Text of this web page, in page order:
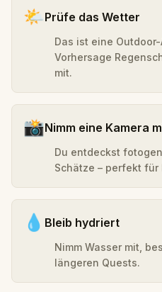
🌤️Prüfe das Wetter
Das ist eine
Vorhersage
mit.
📸Nimm eine Kamera
Du entdeckst
Schätze – perfekt
💧 Bleib hydriert
Nimm Wasser mit,
längeren Quests.